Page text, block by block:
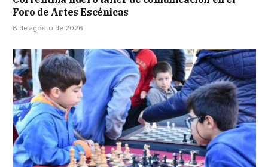
Foro de Artes Escénicas
8 de agosto de 2026